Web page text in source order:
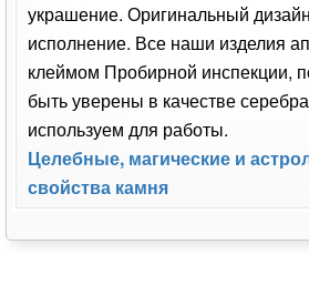
украшение. Оригинальный
исполнение. Все наши изделия
клеймом Пробирной инспекции,
быть уверены в качестве
используем для работы.
Целебные, магические и
свойства камня